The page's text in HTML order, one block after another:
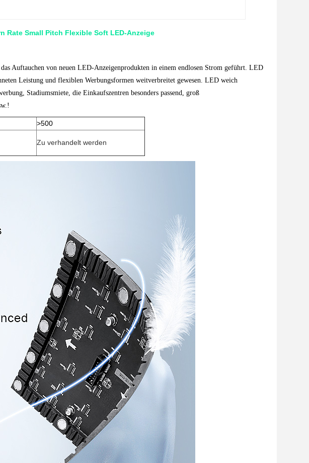
Rate Small Pitch Flexible Soft LED-Anzeige
Auftauchen von neuen LED-Anzeigenprodukten in einem endlosen Strom geführt. LED
Leistung und flexiblen Werbungsformen weitverbreitet gewesen. LED weich
Stadiumsmiete, die Einkaufszentren besonders passend, groß
>500
Zu verhandelt werden